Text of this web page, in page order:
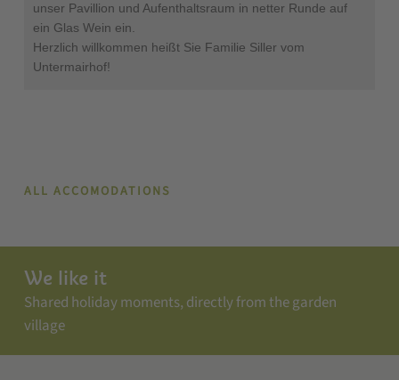
unser Pavillion und Aufenthaltsraum in netter Runde auf
ein Glas Wein ein.
Herzlich willkommen heißt Sie Familie Siller vom
Untermairhof!
ALL ACCOMODATIONS
We like it
Shared holiday moments, directly from the garden
village